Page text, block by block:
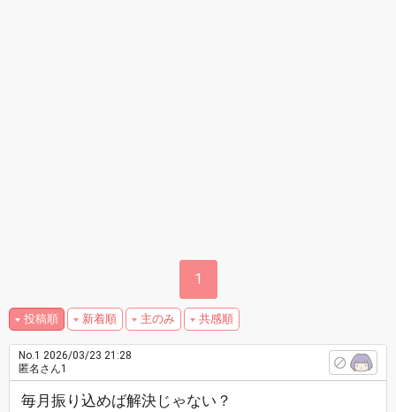
1
投稿順 新着順 主のみ 共感順
No.1 2026/03/23 21:28
匿名さん1
毎月振り込めば解決じゃない？